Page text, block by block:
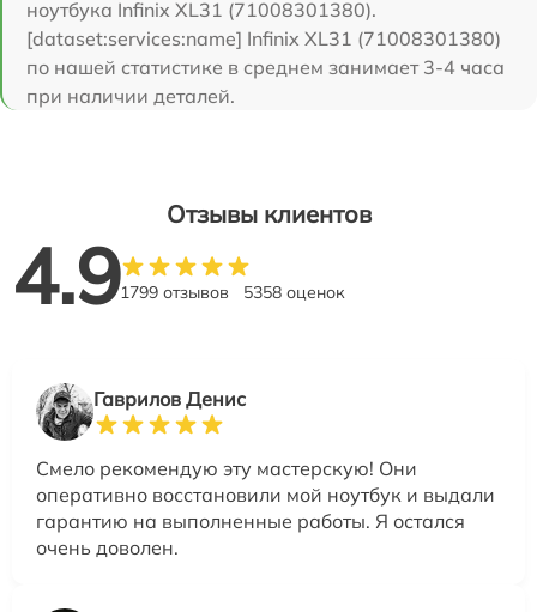
ноутбука Infinix XL31 (71008301380).
[dataset:services:name] Infinix XL31 (71008301380)
по нашей статистике в среднем занимает 3-4 часа
при наличии деталей.
Отзывы клиентов
4.91799 отзывов 5358 оценок
Гаврилов Денис
Смело рекомендую эту мастерскую! Они
оперативно восстановили мой ноутбук и выдали
гарантию на выполненные работы. Я остался
очень доволен.